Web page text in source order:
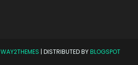
WAY2THEMES | DISTRIBUTED BYBLOGSPOT